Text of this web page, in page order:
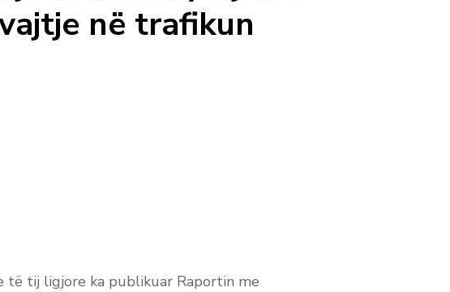
në trafikun
të tij ligjore ka publikuar Raportin me